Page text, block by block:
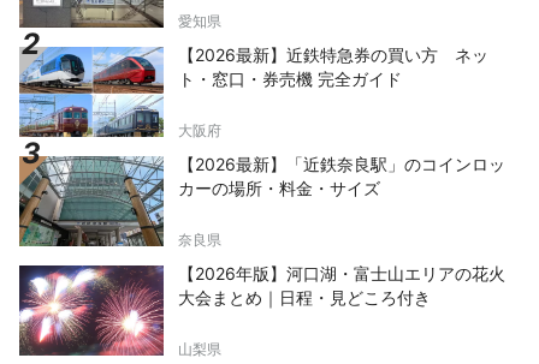
愛知県
【2026最新】近鉄特急券の買い方 ネッ
ト・窓口・券売機 完全ガイド
大阪府
【2026最新】「近鉄奈良駅」のコインロッ
カーの場所・料金・サイズ
奈良県
【2026年版】河口湖・富士山エリアの花火
大会まとめ｜日程・見どころ付き
山梨県